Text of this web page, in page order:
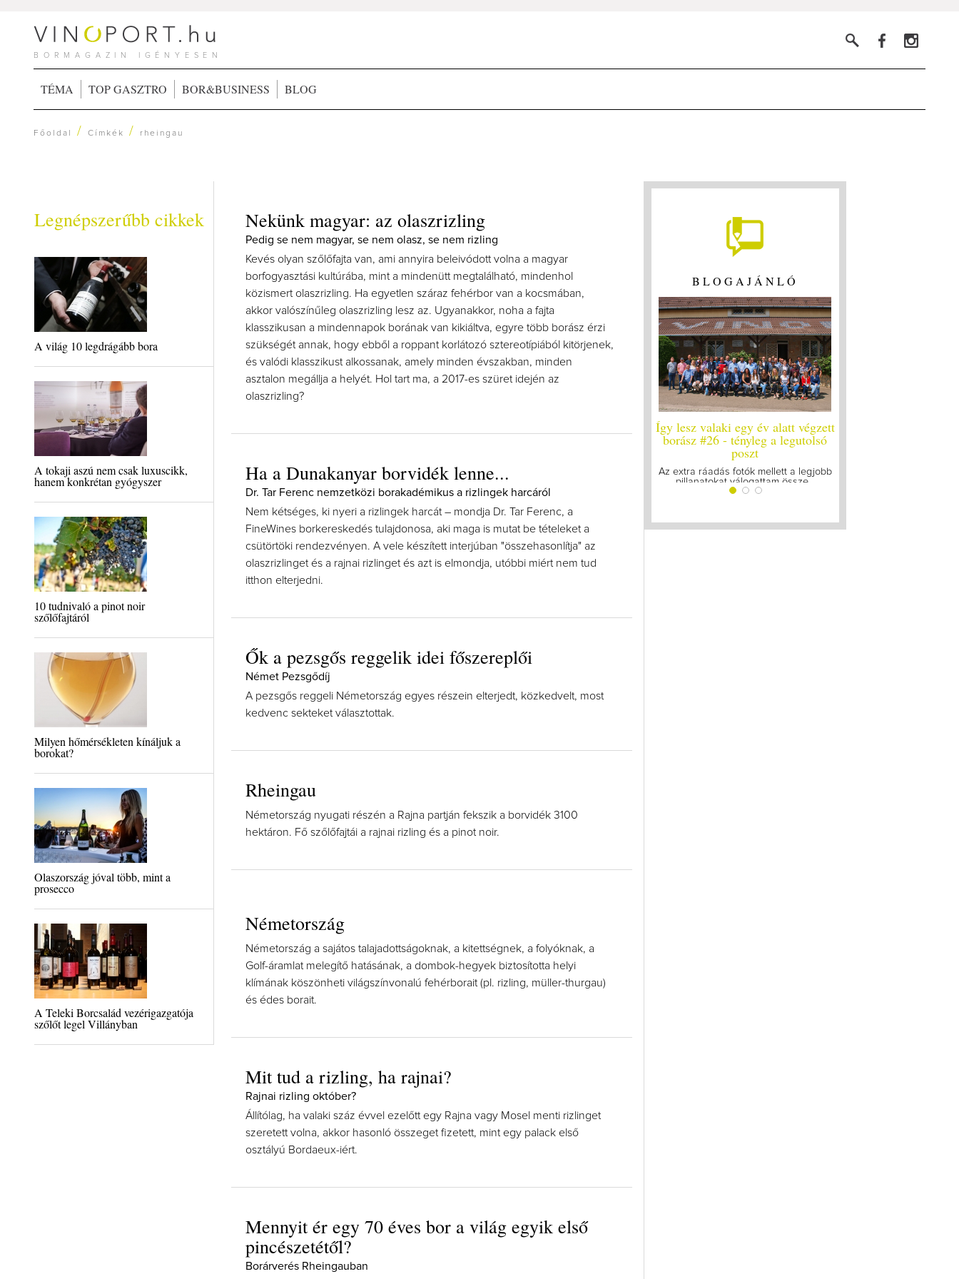
BORMAGAZIN IGÉNYESEN
TÉMA TOP GASZTRO BOR&BUSINESS BLOG
Főoldal /Címkék / rheingau
Legnépszerűbb cikkek
A világ 10 legdrágább bora
A tokaji aszú nem csak luxuscikk,
hanem konkrétan gyógyszer
10 tudnivaló a pinot noir
szőlőfajtáról
Milyen hőmérsékleten kínáljuk a
borokat?
Olaszország jóval több, mint a
prosecco
A Teleki Borcsalád vezérigazgatója
szőlőt legel Villányban
Nekünk magyar: az olaszrizling
Pedig se nem magyar, se nem olasz, se nem rizling
Kevés olyan szőlőfajta van, ami annyira beleivódott volna a magyar
borfogyasztási kultúrába, mint a mindenütt megtalálható, mindenhol
közismert olaszrizling. Ha egyetlen száraz fehérbor van a kocsmában,
akkor valószínűleg olaszrizling lesz az. Ugyanakkor, noha a fajta
klasszikusan a mindennapok borának van kikiáltva, egyre több borász érzi
szükségét annak, hogy ebből a roppant korlátozó sztereotípiából kitörjenek,
és valódi klasszikust alkossanak, amely minden évszakban, minden
asztalon megállja a helyét. Hol tart ma, a 2017-es szüret idején az
olaszrizling?
Ha a Dunakanyar borvidék lenne...
Dr. Tar Ferenc nemzetközi borakadémikus a rizlingek harcáról
Nem kétséges, ki nyeri a rizlingek harcát – mondja Dr. Tar Ferenc, a
FineWines borkereskedés tulajdonosa, aki maga is mutat be tételeket a
csütörtöki rendezvényen. A vele készített interjúban "összehasonlítja" az
olaszrizlinget és a rajnai rizlinget és azt is elmondja, utóbbi miért nem tud
itthon elterjedni.
Ők a pezsgős reggelik idei főszereplői
Német Pezsgődíj
A pezsgős reggeli Németország egyes részein elterjedt, közkedvelt, most
kedvenc sekteket választottak.
Rheingau
Németország nyugati részén a Rajna partján fekszik a borvidék 3100
hektáron. Fő szőlőfajtái a rajnai rizling és a pinot noir.
Németország
Németország a sajátos talajadottságoknak, a kitettségnek, a folyóknak, a
Golf-áramlat melegítő hatásának, a dombok-hegyek biztosította helyi
klímának köszönheti világszínvonalú fehérborait (pl. rizling, müller-thurgau)
és édes borait.
Mit tud a rizling, ha rajnai?
Rajnai rizling október?
Állítólag, ha valaki száz évvel ezelőtt egy Rajna vagy Mosel menti rizlinget
szeretett volna, akkor hasonló összeget fizetett, mint egy palack első
osztályú Bordaeux-iért.
Mennyit ér egy 70 éves bor a világ egyik első
pincészetétől?
Borárverés Rheingauban
BLOGAJÁNLÓ
Így lesz valaki egy év alatt végzett
borász #26 - tényleg a legutolsó
poszt
Az extra ráadás fotók mellett a legjobb
pillanatokat válogattam össze...
Így lesz valaki egy év